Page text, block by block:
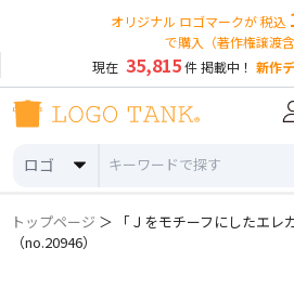
オリジナル ロゴマークが 税込
で購入（著作権譲渡含
現在 35,815件 掲載中！ 新作
ロゴ
トップページ ＞ 「Ｊをモチーフにしたエレ
（no.20946）